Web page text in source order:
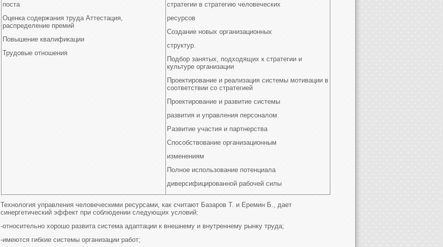
поста
Оценка содержания труда Аттестация,
распределение премий
Повышение квалификации
Трудовые отношения
стратегии в стратегию человеческих
ресурсов
Создание новых организационных
структур.
Подбор занятых, подходящих к стратегии и
культуре организации
Проектирование и реализация системы мотивации в
соответствии со стратегией
Проектирование и развитие системы
развития и управления персоналом
Развитие участия и партнерства
Способствование организационным
изменениям
Полное использование потенциала
диверсифицированной рабочей силы
Технология управления человеческими ресурсами, как считают Базаров Т. и Еремин Б., дает
синергетический эффект при соблюдении следующих условий:
-относительно хорошо развита система адаптации к внешнему и внутреннему рынку труда;
-имеются гибкие системы организации работ;